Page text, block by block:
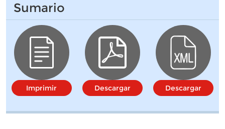
Sumario
Imprimir Descargar Descargar